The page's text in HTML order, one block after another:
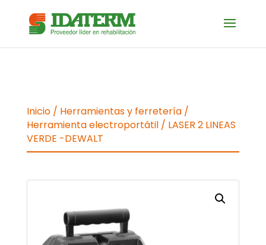
Inicio/ Herramientas y ferretería/
Herramienta electroportátil/ LASER 2 LINEAS
VERDE -DEWALT